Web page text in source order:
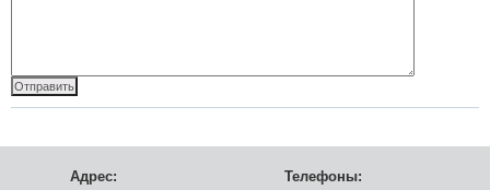
Адрес: Телефоны: